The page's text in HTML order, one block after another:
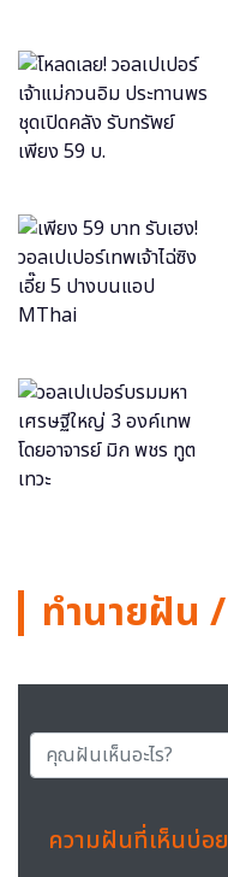
ทำนายฝัน
ความฝันที่เห็นบ่อย